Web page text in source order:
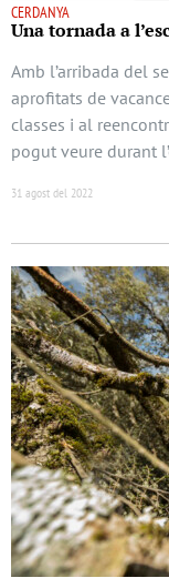
CERDANYA
Una tornada a
Amb l’arribada del
aprofitats de
classes i al
pogut veure durant
31 agost del 2022